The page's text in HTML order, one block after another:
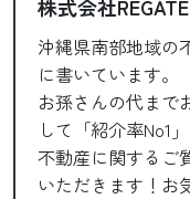
株式会社
沖縄県南部地域の
に書いています。
お孫さんの代まで
して「紹介率No1
不動産に関するご
いただきます！お